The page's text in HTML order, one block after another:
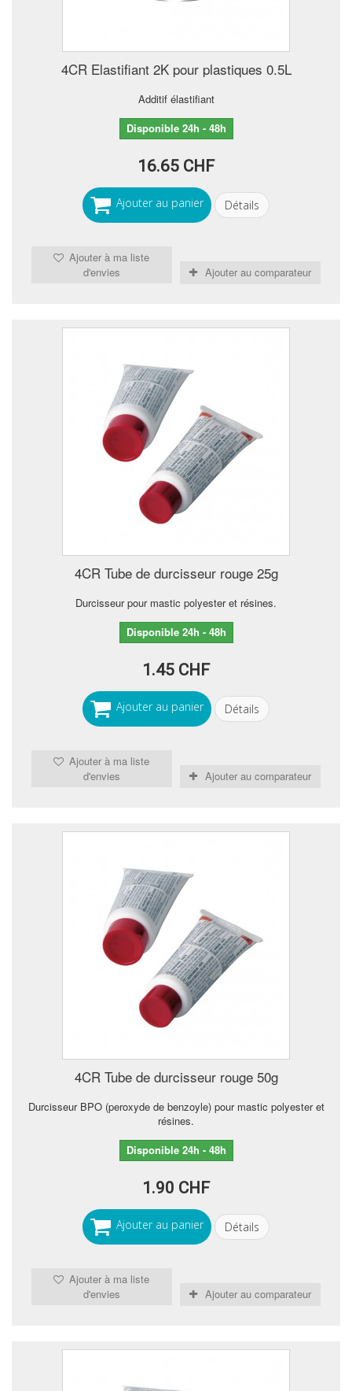
4CR Elastifiant 2K pour plastiques 0.5L
Additif élastifiant
Disponible 24h - 48h
16.65 CHF
Ajouter au panier Détails
Ajouter à ma liste
d'envies
Ajouter au comparateur
4CR Tube de durcisseur rouge 25g
Durcisseur pour mastic polyester et résines.
Disponible 24h - 48h
1.45 CHF
Ajouter au panier Détails
Ajouter à ma liste
d'envies
Ajouter au comparateur
4CR Tube de durcisseur rouge 50g
Durcisseur BPO (peroxyde de benzoyle) pour mastic polyester et
résines.
Disponible 24h - 48h
1.90 CHF
Ajouter au panier Détails
Ajouter à ma liste
d'envies
Ajouter au comparateur